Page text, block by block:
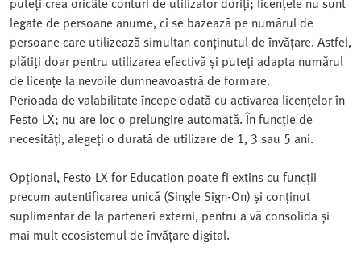
legate de persoane anume, ci se bazează pe numărul de
persoane care utilizează simultan conținutul de învățare. Astfel,
plătiți doar pentru utilizarea efectivă și puteți adapta numărul
de licențe la nevoile dumneavoastră de formare.
Perioada de valabilitate începe odată cu activarea licențelor în
Festo LX; nu are loc o prelungire automată. În funcție de
necesități, alegeți o durată de utilizare de 1, 3 sau 5 ani.
Opțional, Festo LX for Education poate fi extins cu funcții
precum autentificarea unică (Single Sign-On) și conținut
suplimentar de la parteneri externi, pentru a vă consolida și
mai mult ecosistemul de învățare digital.